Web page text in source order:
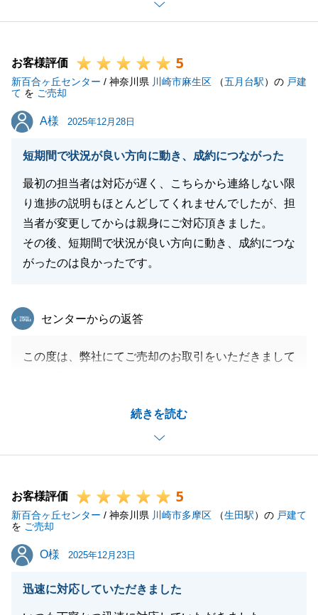
どうぞよろしくお願いいたします。
閉じる
お客様評価 5
新百合ヶ丘センター / 神奈川県 川崎市麻生区 （五月台駅）の 戸建
て を ご売却
A様
A様 2025年12月28日
短期間で状況が良い方向に動き、成約につながった
最初の担当者は対応が遅く、こちらから連絡しない限
り進捗の説明もほとんどしてくれませんでしたが、担
当者が変更してからは親身にご対応頂きました。
その後、短期間で状況が良い方向に動き、成約につな
がったのは良かったです。
続きを読む
東急リバブル
センターからの返答
この度は、弊社にてご売却のお取引をいただきまして
き、私も嬉しく思っております。
今後も、お客様に寄り添ったご対応が出来る様に取り
組んで参ります。
閉じる
お客様評価 5
新百合ヶ丘センター / 神奈川県 川崎市多摩区 （生田駅）の 戸建て
を ご売却
O様
O様 2025年12月23日
迅速に対応していただきました